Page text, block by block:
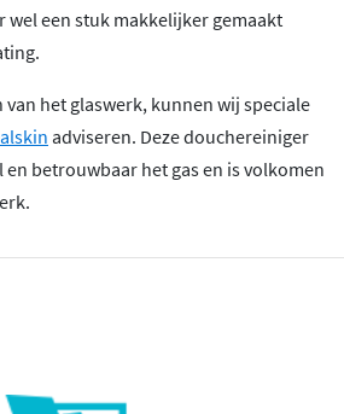
wel een stuk makkelijker gemaakt
het glaswerk, kunnen wij speciale
adviseren. Deze douchereiniger
betrouwbaar het gas en is volkomen